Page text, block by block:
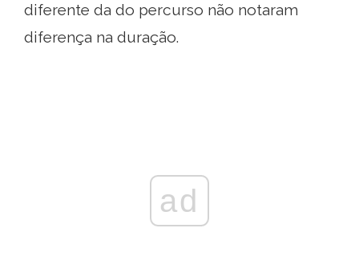
diferente da do percurso não notaram
diferença na duração.
ad